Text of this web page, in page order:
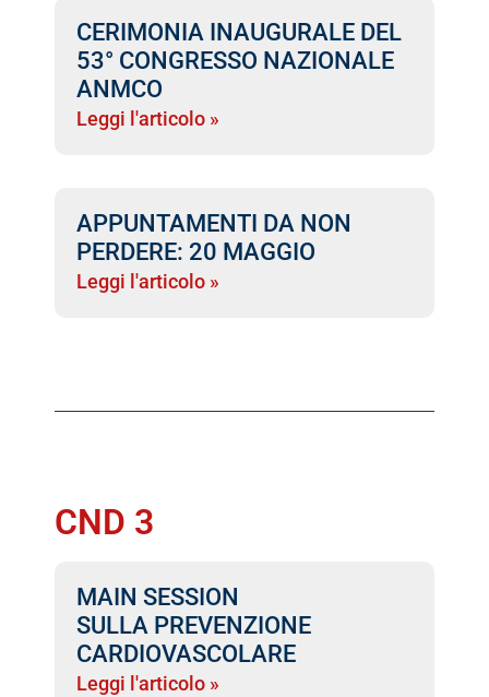
CERIMONIA INAUGURALE DEL
53° CONGRESSO NAZIONALE
ANMCO
Leggi l'articolo »
APPUNTAMENTI DA NON
PERDERE: 20 MAGGIO
Leggi l'articolo »
CND 3
MAIN SESSION
SULLA PREVENZIONE
CARDIOVASCOLARE
Leggi l'articolo »